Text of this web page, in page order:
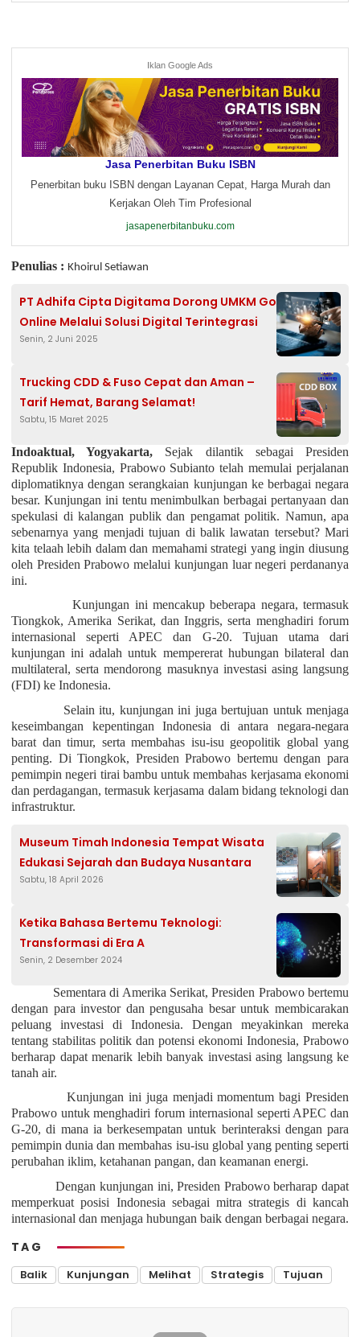
Iklan Google Ads
Jasa Penerbitan Buku ISBN
Penerbitan buku ISBN dengan Layanan Cepat, Harga Murah dan
Kerjakan Oleh Tim Profesional
jasapenerbitanbuku.com
Penulias : Khoirul Setiawan
PT Adhifa Cipta Digitama Dorong UMKM Go
Online Melalui Solusi Digital Terintegrasi
Senin, 2 Juni 2025
Trucking CDD & Fuso Cepat dan Aman –
Tarif Hemat, Barang Selamat!
Sabtu, 15 Maret 2025
Indoaktual, Yogyakarta, Sejak dilantik sebagai Presiden
Republik Indonesia, Prabowo Subianto telah memulai perjalanan
diplomatiknya dengan serangkaian kunjungan ke berbagai negara
besar. Kunjungan ini tentu menimbulkan berbagai pertanyaan dan
spekulasi di kalangan publik dan pengamat politik. Namun, apa
sebenarnya yang menjadi tujuan di balik lawatan tersebut? Mari
kita telaah lebih dalam dan memahami strategi yang ingin diusung
oleh Presiden Prabowo melalui kunjungan luar negeri perdananya
ini.
Kunjungan ini mencakup beberapa negara, termasuk
Tiongkok, Amerika Serikat, dan Inggris, serta menghadiri forum
internasional seperti APEC dan G-20. Tujuan utama dari
kunjungan ini adalah untuk mempererat hubungan bilateral dan
multilateral, serta mendorong masuknya investasi asing langsung
(FDI) ke Indonesia.
Selain itu, kunjungan ini juga bertujuan untuk menjaga
keseimbangan kepentingan Indonesia di antara negara-negara
barat dan timur, serta membahas isu-isu geopolitik global yang
penting. Di Tiongkok, Presiden Prabowo bertemu dengan para
pemimpin negeri tirai bambu untuk membahas kerjasama ekonomi
dan perdagangan, termasuk kerjasama dalam bidang teknologi dan
infrastruktur.
Museum Timah Indonesia Tempat Wisata
Edukasi Sejarah dan Budaya Nusantara
Sabtu, 18 April 2026
Ketika Bahasa Bertemu Teknologi:
Transformasi di Era A
Senin, 2 Desember 2024
Sementara di Amerika Serikat, Presiden Prabowo bertemu
dengan para investor dan pengusaha besar untuk membicarakan
peluang investasi di Indonesia. Dengan meyakinkan mereka
tentang stabilitas politik dan potensi ekonomi Indonesia, Prabowo
berharap dapat menarik lebih banyak investasi asing langsung ke
tanah air.
Kunjungan ini juga menjadi momentum bagi Presiden
Prabowo untuk menghadiri forum internasional seperti APEC dan
G-20, di mana ia berkesempatan untuk berinteraksi dengan para
pemimpin dunia dan membahas isu-isu global yang penting seperti
perubahan iklim, ketahanan pangan, dan keamanan energi.
Dengan kunjungan ini, Presiden Prabowo berharap dapat
memperkuat posisi Indonesia sebagai mitra strategis di kancah
internasional dan menjaga hubungan baik dengan berbagai negara.
TAG
Balik Kunjungan Melihat Strategis Tujuan